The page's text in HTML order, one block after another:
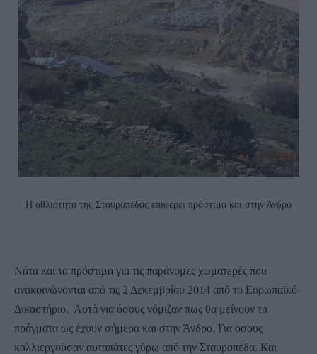
Η αθλιότητα της Σταυροπέδας επιφέρει πρόστιμα και στην Άνδρο
Νάτα και τα πρόστιμα για τις παράνομες χωματερές που
ανακοινώνονται από τις 2 Δεκεμβρίου 2014 από το Ευρωπαϊκό
Δικαστήριο. Αυτά για όσους νόμιζαν πως θα μείνουν τα
πράγματα ως έχουν σήμερα και στην Άνδρο. Για όσους
καλλιεργούσαν αυταπάτες γύρω από την Σταυροπέδα. Και